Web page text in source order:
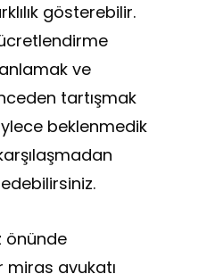
gösterebilir.
ücretlendirme
ve
tartışmak
beklenmedik
önünde
avukatı